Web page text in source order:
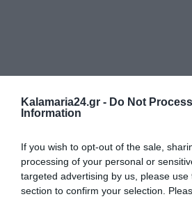
Kalamaria24.gr - Do Not
Information
If you wish to opt-out of the sale,
processing of your personal or
targeted advertising by us, please
section to confirm your selection.